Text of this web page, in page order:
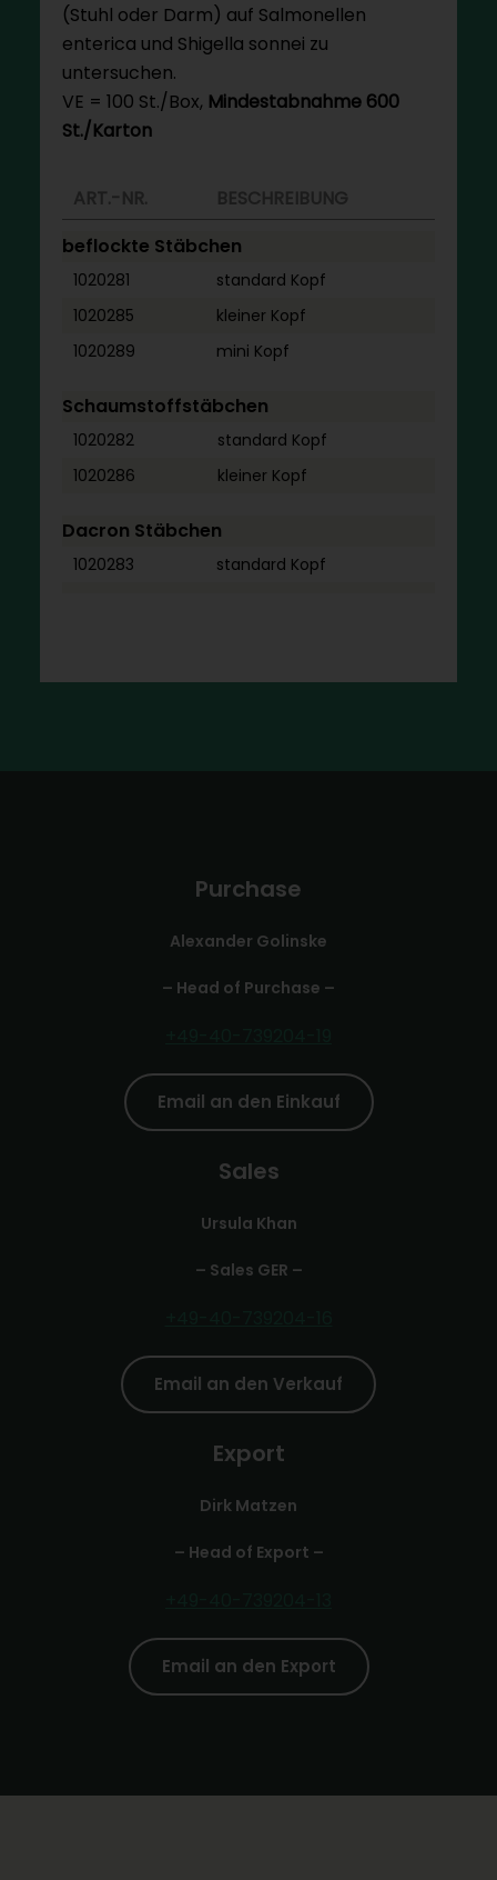
(Stuhl oder Darm) auf Salmonellen
enterica und Shigella sonnei zu
untersuchen.
VE = 100 St./Box, Mindestabnahme 600
St./Karton
ART.-NR.
BESCHREIBUNG
beflockte Stäbchen
1020281
standard Kopf
1020285
kleiner Kopf
1020289
mini Kopf
Schaumstoffstäbchen
1020282
standard Kopf
1020286
kleiner Kopf
Dacron Stäbchen
1020283 standard Kopf
Purchase
Alexander Golinske
– Head of Purchase –
Email an den Einkauf
Sales
Ursula Khan
– Sales GER –
Email an den Verkauf
Export
Dirk Matzen
– Head of Export –
Email an den Export